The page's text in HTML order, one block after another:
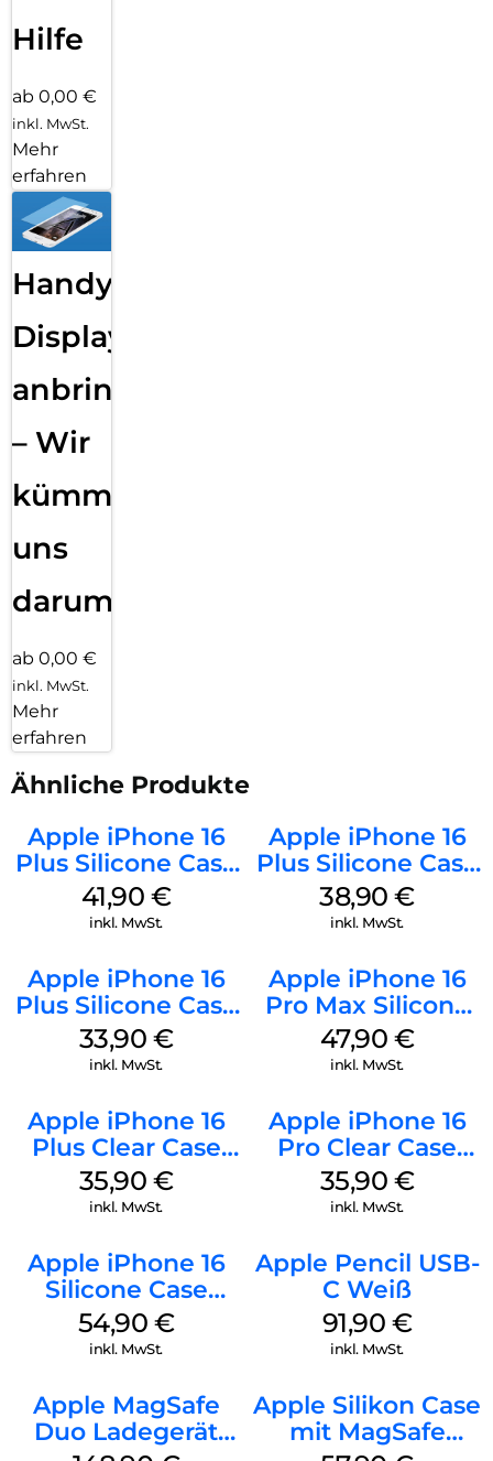
Hilfe
ab 0,00 €
inkl. MwSt.
Mehr
erfahren
Handy
Displayfolie
anbringen
– Wir
kümmern
uns
darum!
ab 0,00 €
inkl. MwSt.
Mehr
erfahren
Ähnliche Produkte
Apple iPhone 16
Plus Silicone Case
MagSafe Stone
Gray
41,90 €
inkl. MwSt.
Apple iPhone 16
Plus Silicone Case
MagSafe Denim
38,90€
inkl. MwSt.
Apple iPhone 16
Plus Silicone Case
MagSafe Lake
Green
33,90 €
inkl. MwSt.
Apple iPhone 16
Pro Max Silicone
Case MagSafe
Black
47,90 €
inkl. MwSt.
Apple iPhone 16
Plus Clear Case
MagSafe
Transparent
35,90 €
inkl. MwSt.
Apple iPhone 16
Pro Clear Case
MagSafe
Transparent
35,90 €
inkl. MwSt.
Apple iPhone 16
Silicone Case
MagSafe Lake
Green
54,90 €
inkl. MwSt.
Apple Pencil USB-
C Weiß
91,90 €
inkl. MwSt.
Apple MagSafe
Duo Ladegerät
Apple Silikon Case
mit MagSafe